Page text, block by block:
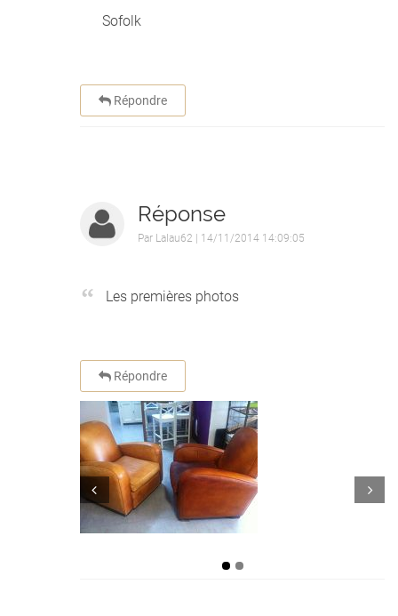
Sofolk
Répondre
Réponse
Par Lalau62 | 14/11/2014 14:09:05
Les premières photos
Répondre
Prev Next